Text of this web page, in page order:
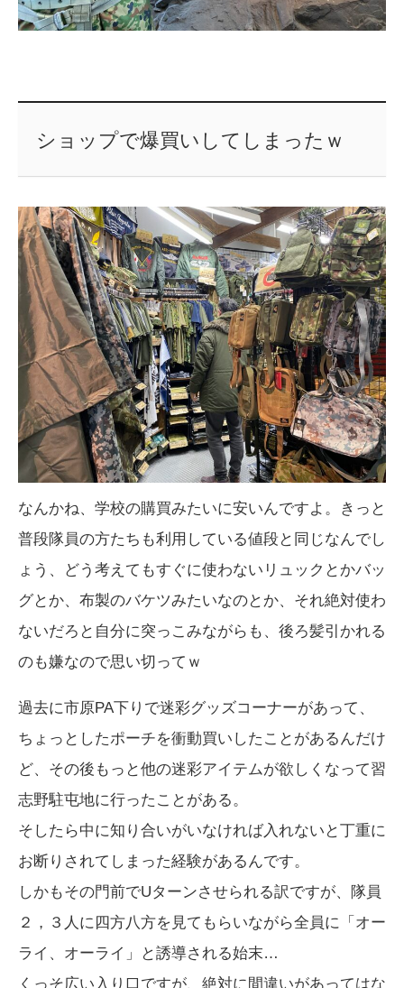
ショップで爆買いしてしまったｗ
なんかね、学校の購買みたいに安いんですよ。きっと
普段隊員の方たちも利用している値段と同じなんでし
ょう、どう考えてもすぐに使わないリュックとかバッ
グとか、布製のバケツみたいなのとか、それ絶対使わ
ないだろと自分に突っこみながらも、後ろ髪引かれる
のも嫌なので思い切ってｗ
過去に市原PA下りで迷彩グッズコーナーがあって、
ちょっとしたポーチを衝動買いしたことがあるんだけ
ど、その後もっと他の迷彩アイテムが欲しくなって習
志野駐屯地に行ったことがある。
そしたら中に知り合いがいなければ入れないと丁重に
お断りされてしまった経験があるんです。
しかもその門前でUターンさせられる訳ですが、隊員
２，３人に四方八方を見てもらいながら全員に「オー
ライ、オーライ」と誘導される始末…
くっそ広い入り口ですが、絶対に間違いがあってはな